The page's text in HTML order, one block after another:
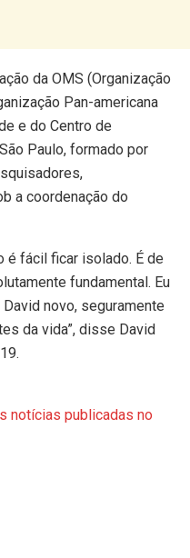
da OMS (Organização
Pan-americana
e do Centro de
Paulo, formado por
a coordenação do
é fácil ficar isolado. É de
fundamental. Eu
novo, seguramente
da vida”, disse David
notícias publicadas no